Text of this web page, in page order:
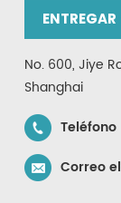
ENTREGAR
No. 600, Jiye
Shanghai
Teléfono
Correo